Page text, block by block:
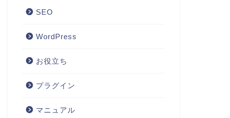
SEO
WordPress
お役立ち
プラグイン
マニュアル